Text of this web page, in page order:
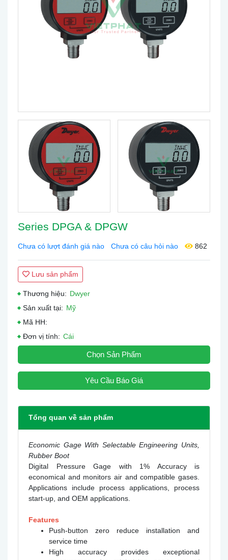
Series DPGA & DPGW
Chưa có lượt đánh giá nào Chưa có câu hỏi nào 862
Lưu sản phẩm
Thương hiệu: Dwyer
Sản xuất tại: Mỹ
Mã HH:
Đơn vị tính: Cái
Chọn Sản Phẩm
Yêu Cầu Báo Giá
Tổng quan về sản phẩm
Economic Gage With Selectable Engineering Units,
Rubber Boot
Digital Pressure Gage with 1% Accuracy is
economical and monitors air and compatible gases.
Applications include process applications, process
start-up, and OEM applications.
Features
Push-button zero reduce installation and
service time
High accuracy provides exceptional